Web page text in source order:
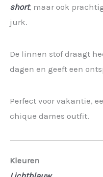
short, maar ook
jurk.
De linnen stof draagt
dagen en geeft een
Perfect voor vakantie,
chique dames outfit.
Kleuren